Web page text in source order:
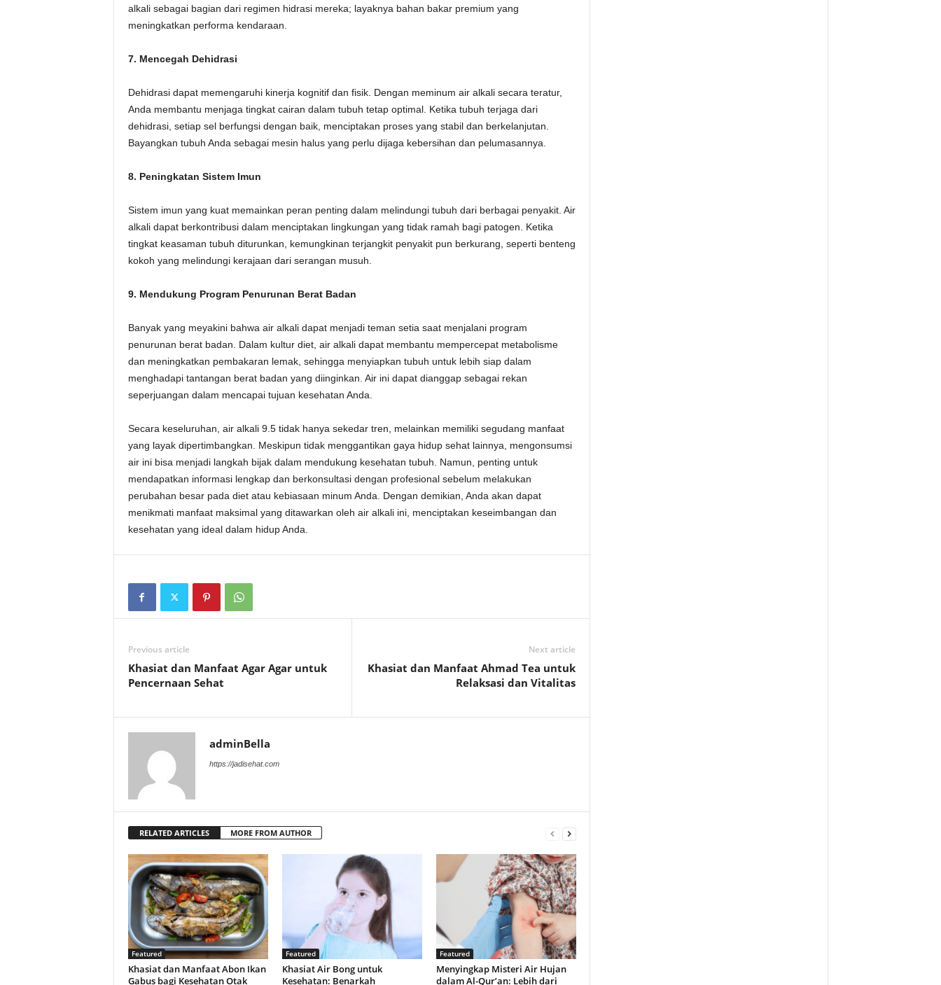
alkali sebagai bagian dari regimen hidrasi mereka; layaknya bahan bakar premium yang
meningkatkan performa kendaraan.
7. Mencegah Dehidrasi
Dehidrasi dapat memengaruhi kinerja kognitif dan fisik. Dengan meminum air alkali secara teratur,
Anda membantu menjaga tingkat cairan dalam tubuh tetap optimal. Ketika tubuh terjaga dari
dehidrasi, setiap sel berfungsi dengan baik, menciptakan proses yang stabil dan berkelanjutan.
Bayangkan tubuh Anda sebagai mesin halus yang perlu dijaga kebersihan dan pelumasannya.
8. Peningkatan Sistem Imun
Sistem imun yang kuat memainkan peran penting dalam melindungi tubuh dari berbagai penyakit. Air
alkali dapat berkontribusi dalam menciptakan lingkungan yang tidak ramah bagi patogen. Ketika
tingkat keasaman tubuh diturunkan, kemungkinan terjangkit penyakit pun berkurang, seperti benteng
kokoh yang melindungi kerajaan dari serangan musuh.
9. Mendukung Program Penurunan Berat Badan
Banyak yang meyakini bahwa air alkali dapat menjadi teman setia saat menjalani program
penurunan berat badan. Dalam kultur diet, air alkali dapat membantu mempercepat metabolisme
dan meningkatkan pembakaran lemak, sehingga menyiapkan tubuh untuk lebih siap dalam
menghadapi tantangan berat badan yang diinginkan. Air ini dapat dianggap sebagai rekan
seperjuangan dalam mencapai tujuan kesehatan Anda.
Secara keseluruhan, air alkali 9.5 tidak hanya sekedar tren, melainkan memiliki segudang manfaat
yang layak dipertimbangkan. Meskipun tidak menggantikan gaya hidup sehat lainnya, mengonsumsi
air ini bisa menjadi langkah bijak dalam mendukung kesehatan tubuh. Namun, penting untuk
mendapatkan informasi lengkap dan berkonsultasi dengan profesional sebelum melakukan
perubahan besar pada diet atau kebiasaan minum Anda. Dengan demikian, Anda akan dapat
menikmati manfaat maksimal yang ditawarkan oleh air alkali ini, menciptakan keseimbangan dan
kesehatan yang ideal dalam hidup Anda.
Previous article
Khasiat dan Manfaat Agar Agar untuk
Pencernaan Sehat
Next article
Khasiat dan Manfaat Ahmad Tea untuk
Relaksasi dan Vitalitas
adminBella
https://jadisehat.com
RELATED ARTICLES MORE FROM AUTHOR
Featured
Khasiat dan Manfaat Abon Ikan
Gabus bagi Kesehatan Otak
Featured
Khasiat Air Bong untuk
Kesehatan: Benarkah
Featured
Menyingkap Misteri Air Hujan
dalam Al-Qur’an: Lebih dari